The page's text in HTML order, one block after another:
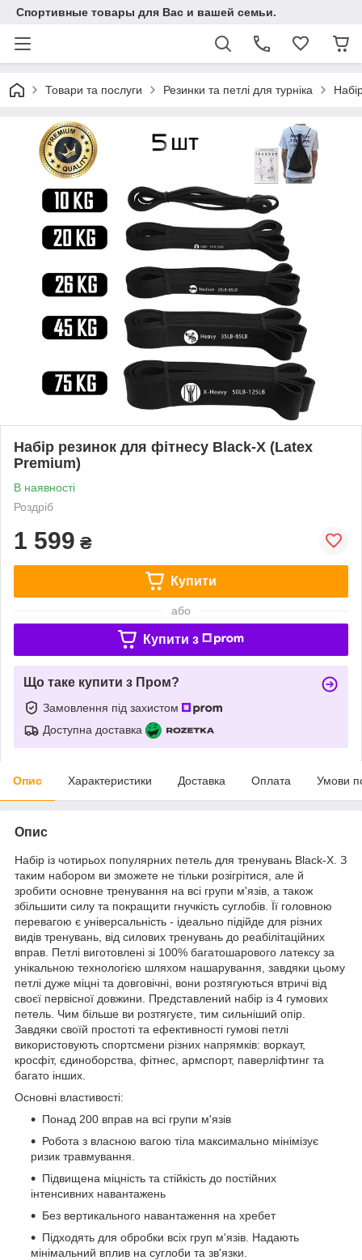
Спортивные товары для Вас и вашей семьи.
Товари та послуги Резинки та петлі для турніка
Набір резинок для фітнесу Black-X (Latex
Premium)
В наявності
Роздріб
1 599 ₴
Купити
або
Купити з
Що таке купити з Пром?
Замовлення під захистом
Доступна доставка
Опис Характеристики Доставка Оплата Умови
Опис
Набір із чотирьох популярних петель для тренувань Black-X. З
таким набором ви зможете не тільки розігрітися, але й
зробити основне тренування на всі групи м'язів, а також
збільшити силу та покращити гнучкість суглобів. Її головною
перевагою є універсальність - ідеально підійде для різних
видів тренувань, від силових тренувань до реабілітаційних
вправ. Петлі виготовлені зі 100% багатошарового латексу за
унікальною технологією шляхом нашарування, завдяки цьому
петлі дуже міцні та довговічні, вони розтягуються втричі від
своєї первісної довжини. Представлений набір із 4 гумових
петель. Чим більше ви розтягуєте, тим сильніший опір.
Завдяки своїй простоті та ефективності гумові петлі
використовують спортсмени різних напрямків: воркаут,
кросфіт, єдиноборства, фітнес, армспорт, паверліфтинг та
багато інших.
Основні властивості:
Понад 200 вправ на всі групи м'язів
Робота з власною вагою тіла максимально мінімізує
ризик травмування.
Підвищена міцність та стійкість до постійних
інтенсивних навантажень
Без вертикального навантаження на хребет
Підходять для обробки всіх груп м'язів. Надають
мінімальний вплив на суглоби та зв'язки.